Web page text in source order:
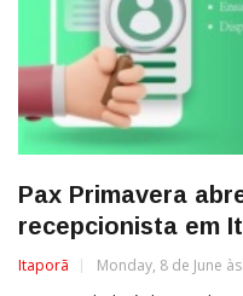
Pax Primavera
recepcionista em
Itaporã Monday, 8 de June